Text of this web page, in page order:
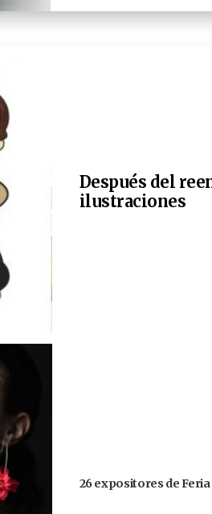
Después del
ilustraciones
26 expositores de